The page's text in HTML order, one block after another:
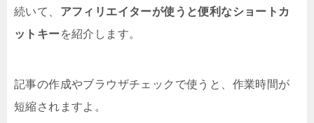
続いて、 アフィリエイターが使うと便利なショートカ
ットキーを紹介します。
記事の作成やブラウザチェックで使うと、作業時間が
短縮されますよ。